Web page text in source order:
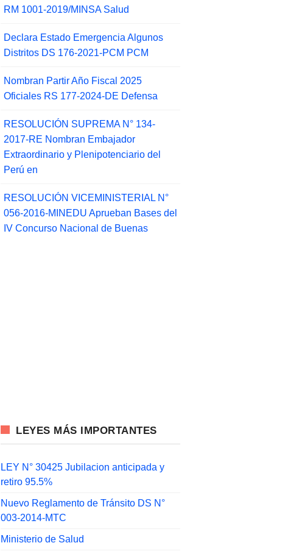
RM 1001-2019/MINSA Salud
Declara Estado Emergencia Algunos
Distritos DS 176-2021-PCM PCM
Nombran Partir Año Fiscal 2025
Oficiales RS 177-2024-DE Defensa
RESOLUCIÓN SUPREMA N° 134-
2017-RE Nombran Embajador
Extraordinario y Plenipotenciario del
Perú en
RESOLUCIÓN VICEMINISTERIAL N°
056-2016-MINEDU Aprueban Bases del
IV Concurso Nacional de Buenas
LEYES MÁS IMPORTANTES
LEY N° 30425 Jubilacion anticipada y
retiro 95.5%
Nuevo Reglamento de Tránsito DS N°
003-2014-MTC
Ministerio de Salud